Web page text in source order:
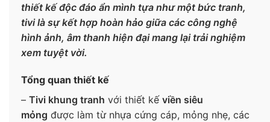
thiết kế độc đáo ẩn mình tựa như một bức tranh,
tivi là sự kết hợp hoàn hảo giữa các công nghệ
hình ảnh, âm thanh hiện đại mang lại trải nghiệm
xem tuyệt vời.
Tổng quan thiết kế
– Tivi khung tranh với thiết kế viền siêu
mỏng được làm từ nhựa cứng cáp, mỏng nhẹ, các